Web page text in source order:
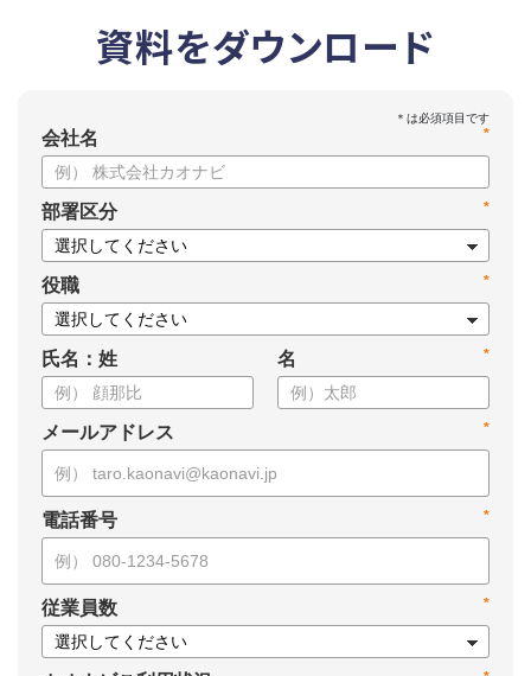
資料をダウンロード
*
会社名
*
部署区分
*
役職
氏名：姓 *
名
*
メールアドレス
*
電話番号
*
従業員数